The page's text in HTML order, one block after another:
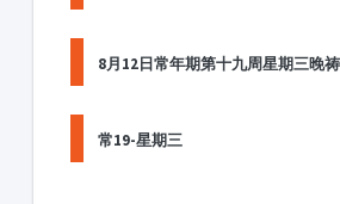
8月12日常年期第十九周星期三晚祷
常19-星期三